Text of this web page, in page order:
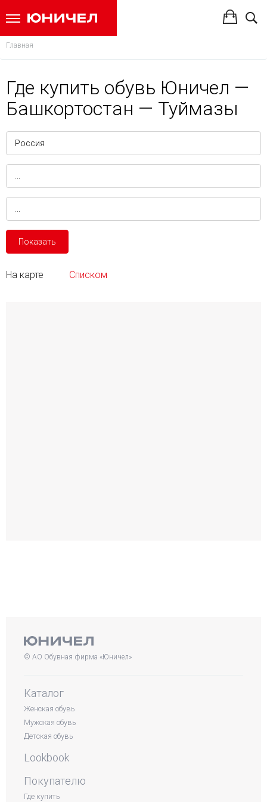
Главная
Где купить обувь Юничел —
Башкортостан — Туймазы
Показать
На карте Списком
© АО Обувная фирма «Юничел»
Каталог
Женская обувь
Мужская обувь
Детская обувь
Lookbook
Покупателю
Где купить